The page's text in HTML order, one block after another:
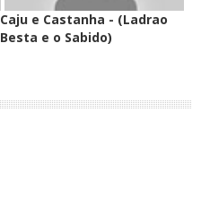
Caju e Castanha - (Ladrao
Besta e o Sabido)